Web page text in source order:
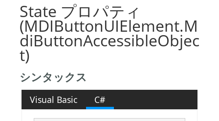
State プロパティ
(MDIButtonUIElement.M
diButtonAccessibleObjec
t)
シンタックス
Visual Basic C#